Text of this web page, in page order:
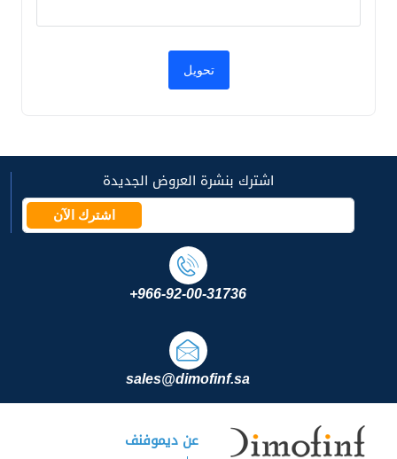
اشترك بنشرة العروض الجديدة
اشترك الآن
+966-92-00-31736
sales@dimofinf.sa
عن ديموفنف